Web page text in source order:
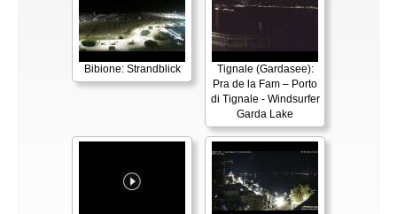
Bibione: Strandblick
Tignale (Gardasee):
Pra de la Fam – Porto
di Tignale - Windsurfer
Garda Lake